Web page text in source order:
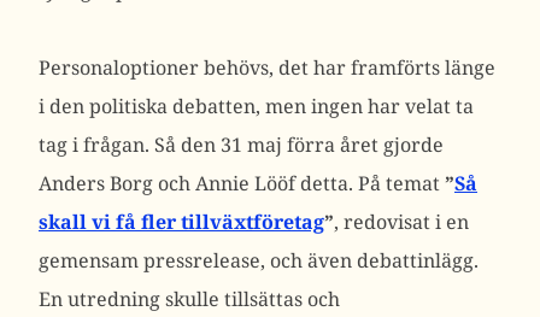
Personaloptioner behövs, det har framförts länge
i den politiska debatten, men ingen har velat ta
tag i frågan. Så den 31 maj förra året gjorde
Anders Borg och Annie Lööf detta. På temat ”Så
skall vi få fler tillväxtföretag”, redovisat i en
gemensam pressrelease, och även debattinlägg.
En utredning skulle tillsättas och